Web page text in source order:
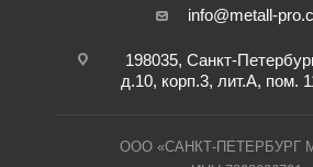
info@metall-
198035, Санкт-
д.10, корп.3, лит.А, пом.
ООО «САНКТ-ПЕТЕРБУРГ